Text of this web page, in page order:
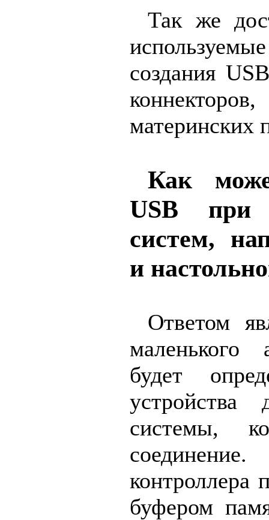
Так же
создания
материнских
Как
USB при
систем,
и
Ответом
маленького
будет
системы,
буфером